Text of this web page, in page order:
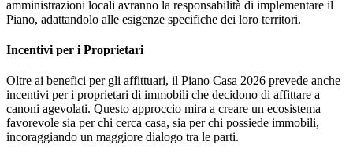
amministrazioni locali avranno la responsabilità di implementare il
Piano, adattandolo alle esigenze specifiche dei loro territori.
Incentivi per i Proprietari
Oltre ai benefici per gli affittuari, il Piano Casa 2026 prevede anche
incentivi per i proprietari di immobili che decidono di affittare a
canoni agevolati. Questo approccio mira a creare un ecosistema
favorevole sia per chi cerca casa, sia per chi possiede immobili,
incoraggiando un maggiore dialogo tra le parti.